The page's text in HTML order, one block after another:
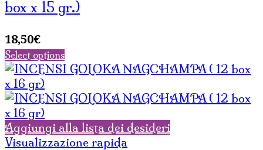
box x 15 gr.)
18,50€
Select options
Aggiungi alla lista dei desideri
Visualizzazione rapida